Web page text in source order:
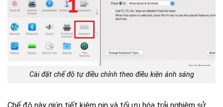
Cài đặt chế độ tự điều chỉnh theo điều kiện ánh sáng